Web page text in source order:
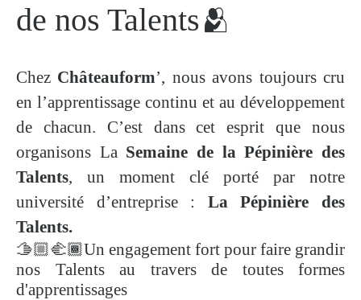
de nos Talents🫂​
Chez Châteauform’, nous avons toujours cru
en l’apprentissage continu et au développement
de chacun. C’est dans cet esprit que nous
organisons La Semaine de la Pépinière des
Talents, un moment clé porté par notre
université d’entreprise : La Pépinière des
Talents.
🫱🏼‍🫲🏾Un engagement fort pour faire grandir
nos Talents au travers de toutes formes
d'apprentissages